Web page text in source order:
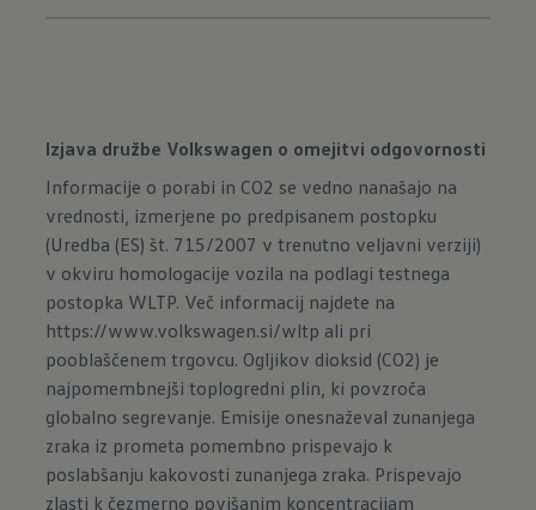
Izjava družbe Volkswagen o omejitvi odgovornosti
Informacije o porabi in CO2 se vedno nanašajo na
vrednosti, izmerjene po predpisanem postopku
(Uredba (ES) št. 715/2007 v trenutno veljavni verziji)
v okviru homologacije vozila na podlagi testnega
postopka WLTP. Več informacij najdete na
https://www.volkswagen.si/wltp ali pri
pooblaščenem trgovcu. Ogljikov dioksid (CO2) je
najpomembnejši toplogredni plin, ki povzroča
globalno segrevanje. Emisije onesnaževal zunanjega
zraka iz prometa pomembno prispevajo k
poslabšanju kakovosti zunanjega zraka. Prispevajo
zlasti k čezmerno povišanim koncentracijam